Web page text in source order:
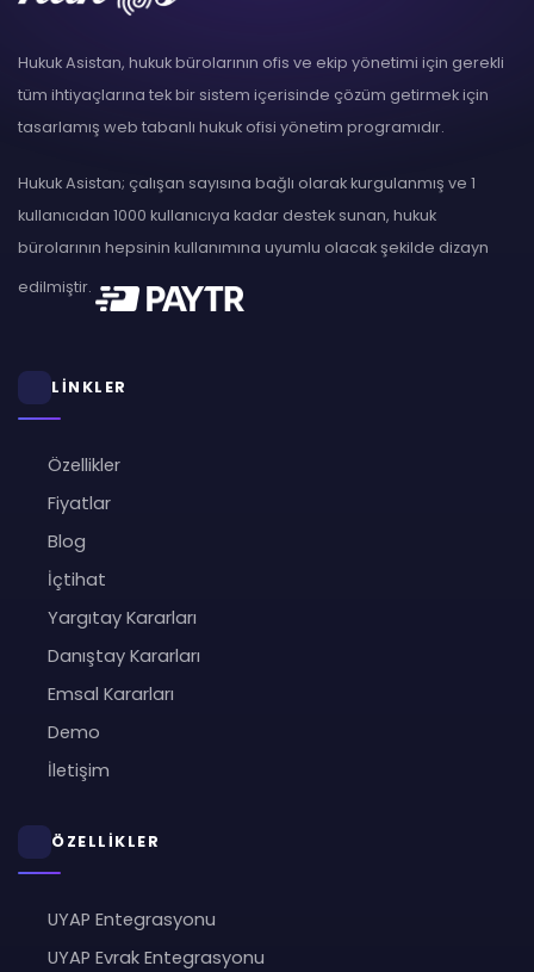
Hukuk Asistan, hukuk bürolarının ofis ve ekip yönetimi için gerekli
tüm ihtiyaçlarına tek bir sistem içerisinde çözüm getirmek için
tasarlamış web tabanlı hukuk ofisi yönetim programıdır.
Hukuk Asistan; çalışan sayısına bağlı olarak kurgulanmış ve 1
kullanıcıdan 1000 kullanıcıya kadar destek sunan, hukuk
bürolarının hepsinin kullanımına uyumlu olacak şekilde dizayn
edilmiştir.
LİNKLER
Özellikler
Fiyatlar
Blog
İçtihat
Yargıtay Kararları
Danıştay Kararları
Emsal Kararları
Demo
İletişim
ÖZELLİKLER
UYAP Entegrasyonu
UYAP Evrak Entegrasyonu